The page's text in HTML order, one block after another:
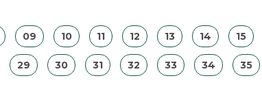
09 10 11 12 13 14 15
29 30 31 32 33 34 35